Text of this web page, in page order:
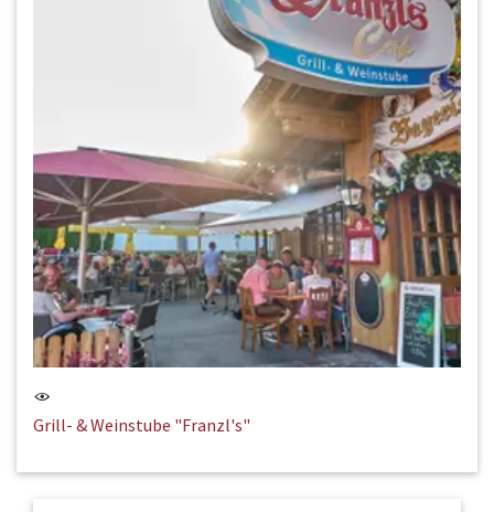
Grill- & Weinstube "Franzl's"